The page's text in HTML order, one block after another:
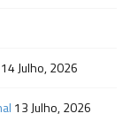
14 Julho, 2026
13 Julho, 2026